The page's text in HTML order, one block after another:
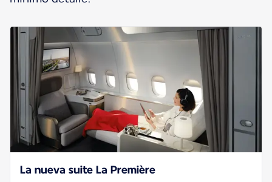
La nueva suite La Première